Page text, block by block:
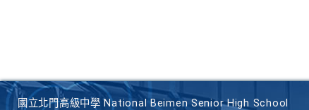
國立北門高級中學 National Beimen Senior High School